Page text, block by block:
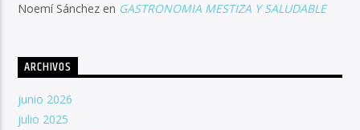
Noemí Sánchez en GASTRONOMIA MESTIZA Y SALUDABLE
ARCHIVOS
junio 2026
julio 2025